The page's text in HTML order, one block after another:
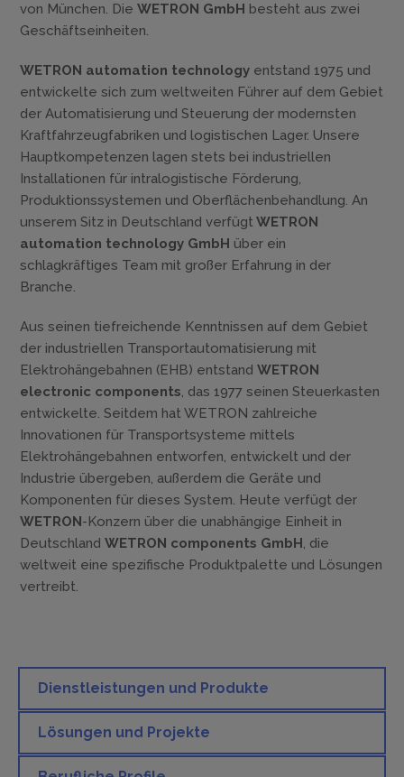
von München. Die WETRON GmbH besteht aus zwei
Geschäftseinheiten.
WETRON automation technology entstand 1975 und
entwickelte sich zum weltweiten Führer auf dem Gebiet
der Automatisierung und Steuerung der modernsten
Kraftfahrzeugfabriken und logistischen Lager. Unsere
Hauptkompetenzen lagen stets bei industriellen
Installationen für intralogistische Förderung,
Produktionssystemen und Oberflächenbehandlung. An
unserem Sitz in Deutschland verfügtWETRON
automation technology GmbH über ein
schlagkräftiges Team mit großer Erfahrung in der
Branche.
Aus seinen tiefreichende Kenntnissen auf dem Gebiet
der industriellen Transportautomatisierung mit
Elektrohängebahnen (EHB) entstand WETRON
electronic components, das 1977 seinen Steuerkasten
entwickelte. Seitdem hat WETRON zahlreiche
Innovationen für Transportsysteme mittels
Elektrohängebahnen entworfen, entwickelt und der
Industrie übergeben, außerdem die Geräte und
Komponenten für dieses System. Heute verfügt der
WETRON-Konzern über die unabhängige Einheit in
Deutschland WETRON components GmbH, die
weltweit eine spezifische Produktpalette und Lösungen
vertreibt.
Dienstleistungen und Produkte
Lösungen und Projekte